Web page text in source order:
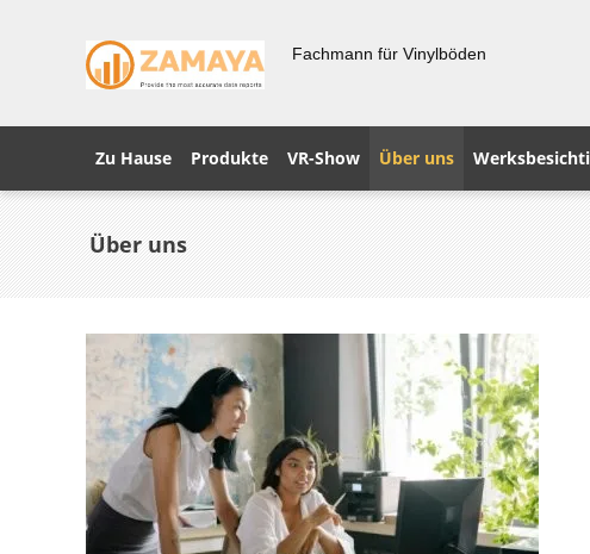
Fachmann für Vinylböden
Zu Hause Produkte VR-Show Über uns
Über uns